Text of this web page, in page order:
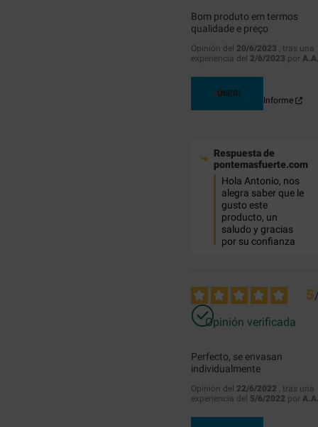
Bom produto em termos
qualidade e preço
Opinión del 20/6/2023 , tras una
experiencia del 2/6/2023 por
Útil(0)
Informe
Respuesta de
pontemasfuerte.com
Hola Antonio, nos
alegra saber que le
gusto este
producto, un
saludo y gracias
por su confianza
5
Opinión verificada
Perfecto, se envasan
individualmente
Opinión del 22/6/2022 , tras una
experiencia del 5/6/2022 por